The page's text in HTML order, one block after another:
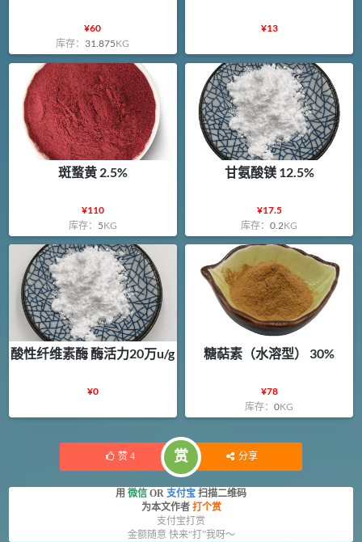
¥60
库存： 31.875KG
¥13
斑蝥黄 2.5%
¥110
库存： 5KG
甘氨酸镁 12.5%
¥17.5
库存：0.2KG
酸性纤维素酶 酶活力20万u/g
¥0
糖萜素（水溶型） 30%
¥78
库存：0KG
赞 4 赏 分享
用 微信 OR 支付宝 扫描二维码
为本文作者 打个赏
支付宝打赏
金额随意 快来“打”我呀～